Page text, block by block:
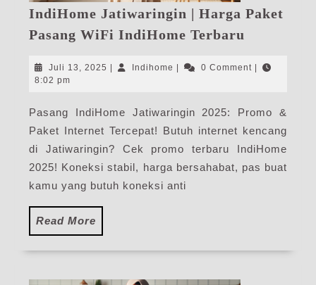
IndiHome Jatiwaringin | Harga Paket
Pasang WiFi IndiHome Terbaru
|
Pasang
WiFi
IndiHome
Terbaru
Juli 13, 2025 Juli
Indihome Indihome0 Comment
8:02 pm
Pasang IndiHome Jatiwaringin 2025: Promo &
Paket Internet Tercepat! Butuh internet kencang
di Jatiwaringin? Cek promo terbaru IndiHome
2025! Koneksi stabil, harga bersahabat, pas buat
kamu yang butuh koneksi anti
Read More
More